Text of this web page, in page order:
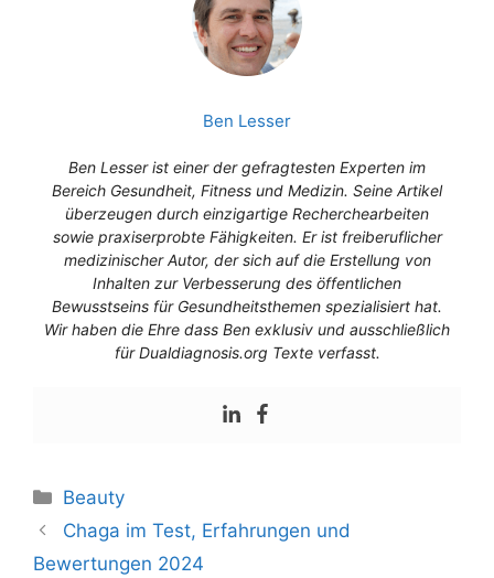
Ben Lesser
Ben Lesser ist einer der gefragtesten Experten im
Bereich Gesundheit, Fitness und Medizin. Seine Artikel
überzeugen durch einzigartige Recherchearbeiten
sowie praxiserprobte Fähigkeiten. Er ist freiberuflicher
medizinischer Autor, der sich auf die Erstellung von
Inhalten zur Verbesserung des öffentlichen
Bewusstseins für Gesundheitsthemen spezialisiert hat.
Wir haben die Ehre dass Ben exklusiv und ausschließlich
für Dualdiagnosis.org Texte verfasst.
Beauty
Chaga im Test, Erfahrungen und
Bewertungen 2024